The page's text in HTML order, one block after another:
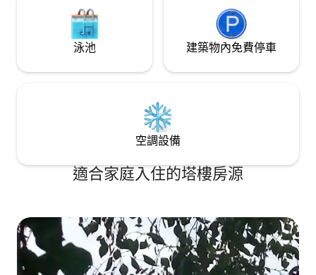
泳池 建築物內免費停車
空調設備
適合家庭入住的塔樓房源